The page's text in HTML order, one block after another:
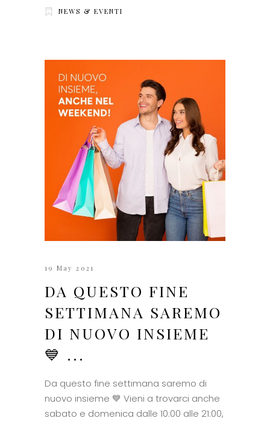
NEWS & EVENTI
19 May 2021
DA QUESTO FINE
SETTIMANA SAREMO
DI NUOVO INSIEME
💙 ...
Da questo fine settimana saremo di
nuovo insieme 💙 Vieni a trovarci anche
sabato e domenica dalle 10:00 alle 21:00,